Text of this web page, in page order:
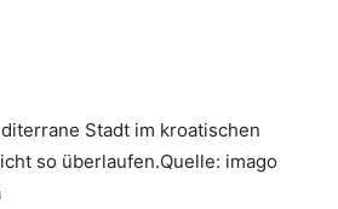
Stadt im kroatischen
so überlaufen.Quelle: imago